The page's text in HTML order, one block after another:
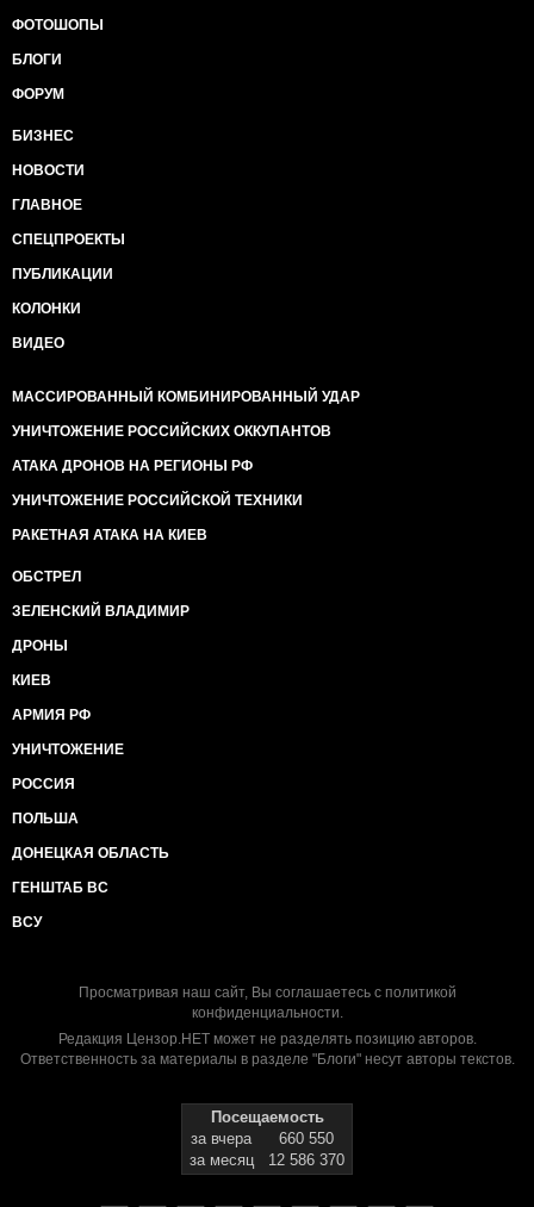
ФОТОШОПЫ
БЛОГИ
ФОРУМ
БИЗНЕС
НОВОСТИ
ГЛАВНОЕ
СПЕЦПРОЕКТЫ
ПУБЛИКАЦИИ
КОЛОНКИ
ВИДЕО
МАССИРОВАННЫЙ КОМБИНИРОВАННЫЙ УДАР
УНИЧТОЖЕНИЕ РОССИЙСКИХ ОККУПАНТОВ
АТАКА ДРОНОВ НА РЕГИОНЫ РФ
УНИЧТОЖЕНИЕ РОССИЙСКОЙ ТЕХНИКИ
РАКЕТНАЯ АТАКА НА КИЕВ
ОБСТРЕЛ
ЗЕЛЕНСКИЙ ВЛАДИМИР
ДРОНЫ
КИЕВ
АРМИЯ РФ
УНИЧТОЖЕНИЕ
РОССИЯ
ПОЛЬША
ДОНЕЦКАЯ ОБЛАСТЬ
ГЕНШТАБ ВС
ВСУ
Просматривая наш сайт, Вы соглашаетесь с политикой
конфиденциальности.
Редакция Цензор.НЕТ может не разделять позицию авторов.
Ответственность за материалы в разделе "Блоги" несут авторы текстов.
Посещаемость
за вчера
660 550
за месяц
12 586 370